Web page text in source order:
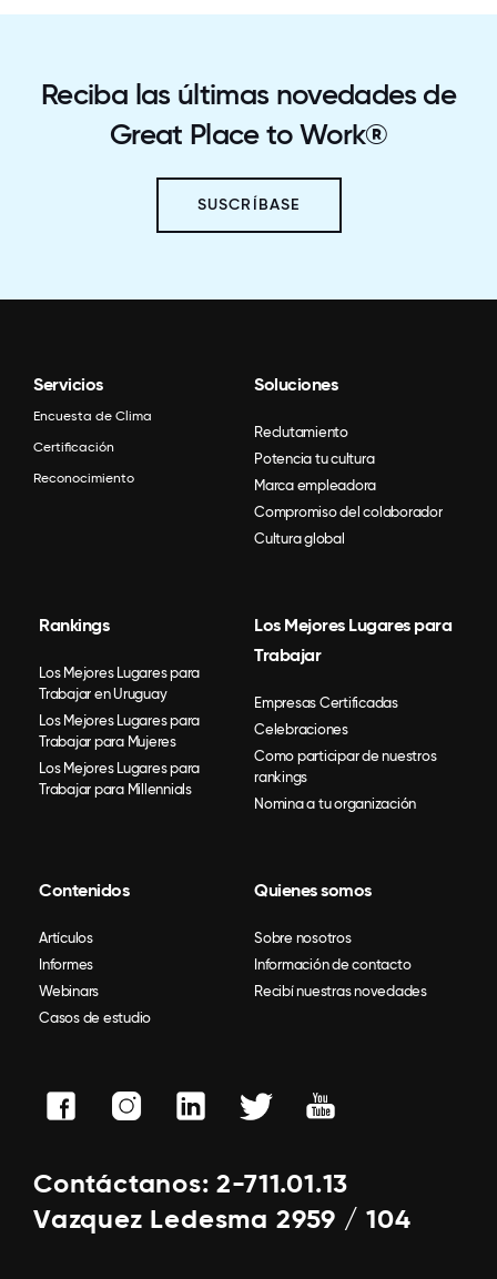
Reciba las últimas novedades de
Great Place to Work®
SUSCRÍBASE
Servicios
Encuesta de Clima
Certificación
Reconocimiento
Soluciones
Reclutamiento
Potencia tu cultura
Marca empleadora
Compromiso del colaborador
Cultura global
Rankings
Los Mejores Lugares para
Trabajar en Uruguay
Los Mejores Lugares para
Trabajar para Mujeres
Los Mejores Lugares para
Trabajar para Millennials
Los Mejores Lugares para
Trabajar
Empresas Certificadas
Celebraciones
Como participar de nuestros
rankings
Nomina a tu organización
Contenidos
Artículos
Informes
Webinars
Casos de estudio
Quienes somos
Sobre nosotros
Información de contacto
Recibí nuestras novedades
Contáctanos: 2-711.01.13
Vazquez Ledesma 2959 / 104